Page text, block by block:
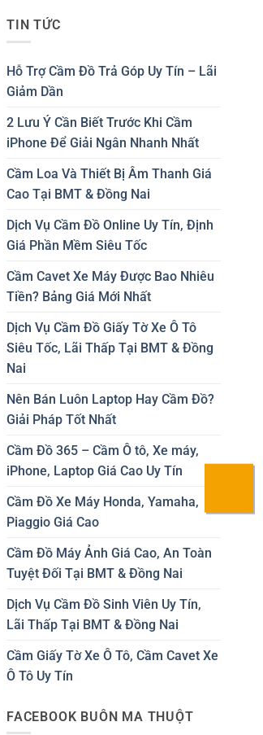
TIN TỨC
Hỗ Trợ Cầm Đồ Trả Góp Uy Tín – Lãi
Giảm Dần
2 Lưu Ý Cần Biết Trước Khi Cầm
iPhone Để Giải Ngân Nhanh Nhất
Cầm Loa Và Thiết Bị Âm Thanh Giá
Cao Tại BMT & Đồng Nai
Dịch Vụ Cầm Đồ Online Uy Tín, Định
Giá Phần Mềm Siêu Tốc
Cầm Cavet Xe Máy Được Bao Nhiêu
Tiền? Bảng Giá Mới Nhất
Dịch Vụ Cầm Đồ Giấy Tờ Xe Ô Tô
Siêu Tốc, Lãi Thấp Tại BMT & Đồng
Nai
Nên Bán Luôn Laptop Hay Cầm Đồ?
Giải Pháp Tốt Nhất
Cầm Đồ 365 – Cầm Ô tô, Xe máy,
iPhone, Laptop Giá Cao Uy Tín
Cầm Đồ Xe Máy Honda, Yamaha,
Piaggio Giá Cao
Cầm Đồ Máy Ảnh Giá Cao, An Toàn
Tuyệt Đối Tại BMT & Đồng Nai
Dịch Vụ Cầm Đồ Sinh Viên Uy Tín,
Lãi Thấp Tại BMT & Đồng Nai
Cầm Giấy Tờ Xe Ô Tô, Cầm Cavet Xe
Ô Tô Uy Tín
FACEBOOK BUÔN MA THUỘT